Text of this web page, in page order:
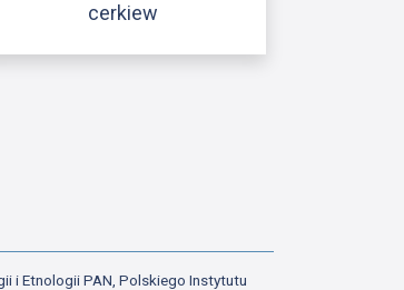
cerkiew
i Etnologii PAN, Polskiego Instytutu